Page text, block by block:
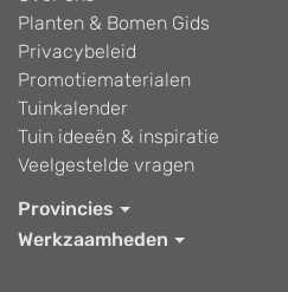
Planten & Bomen Gids
Privacybeleid
Promotiematerialen
Tuinkalender
Tuin ideeën & inspiratie
Veelgestelde vragen
Provincies
Werkzaamheden